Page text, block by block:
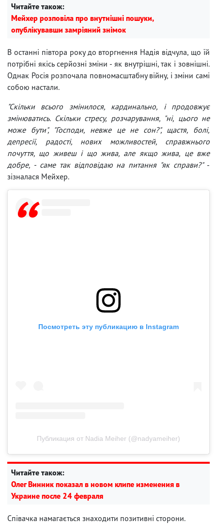
Читайте також:
Мейхер розповіла про внутнішні пошуки,
опублікувавши замріяний знімок
В останні півтора року до вторгнення Надія відчула, що їй
потрібні якісь серйозні зміни - як внутрішні, так і зовнішні.
Однак Росія розпочала повномасштабну війну, і зміни самі
собою настали.
"Скільки всього змінилося, кардинально, і продовжує
змінюватись. Скільки стресу, розчарування, "ні, цього не
може бути", "Господи, невже це не сон?", щастя, болі,
депресії, радості, нових можливостей, справжнього
почуття, що живеш і що жива, але якщо жива, це вже
добре, - саме так відповідаю на питання "як справи?"-
зізналася Мейхер.
Посмотреть эту публикацию в Instagram
Публикация от Nadia Meiher (@nadyameiher)
Читайте також:
Олег Винник показал в новом клипе изменения в
Украине после 24 февраля
Співачка намагається знаходити позитивні сторони.